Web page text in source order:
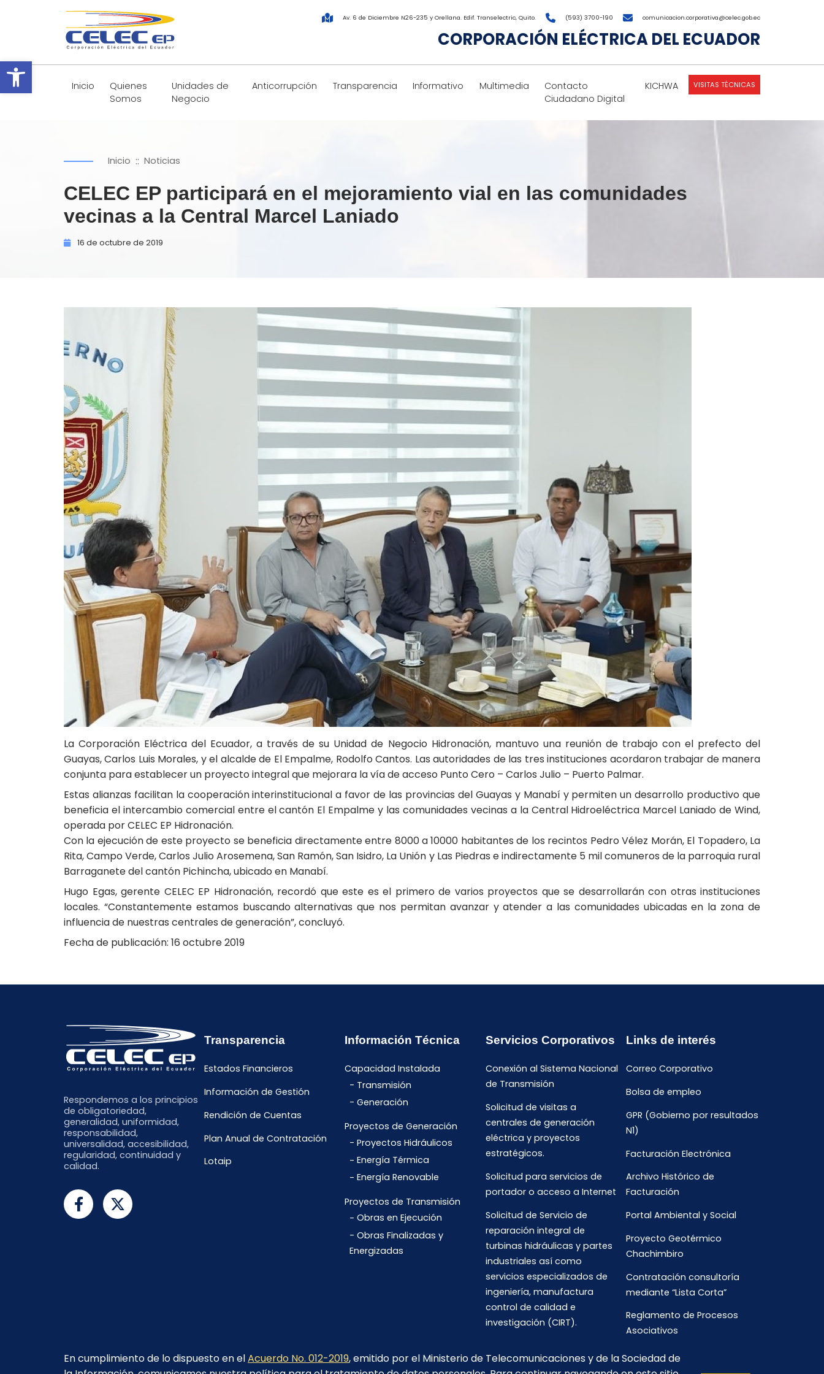
Abrir barra de herramientas
Av. 6 de Diciembre N26-235 y Orellana. Edif. Transelectric, Quito. (593) 3700-190 comunicacion.corporativa@celec.gob.ec
CORPORACIÓN ELÉCTRICA DEL ECUADOR
Inicio
Quienes
Somos
Unidades de
Negocio
Anticorrupción Transparencia Informativo Multimedia
Contacto
Ciudadano Digital
KICHWA VISITAS TÉCNICAS
Inicio :: Noticias
CELEC EP participará en el mejoramiento vial en las comunidades
vecinas a la Central Marcel Laniado
16 de octubre de 2019
La Corporación Eléctrica del Ecuador, a través de su Unidad de Negocio Hidronación, mantuvo una reunión de trabajo con el prefecto del
Guayas, Carlos Luis Morales, y el alcalde de El Empalme, Rodolfo Cantos. Las autoridades de las tres instituciones acordaron trabajar de manera
conjunta para establecer un proyecto integral que mejorara la vía de acceso Punto Cero – Carlos Julio – Puerto Palmar.
Estas alianzas facilitan la cooperación interinstitucional a favor de las provincias del Guayas y Manabí y permiten un desarrollo productivo que
beneficia el intercambio comercial entre el cantón El Empalme y las comunidades vecinas a la Central Hidroeléctrica Marcel Laniado de Wind,
operada por CELEC EP Hidronación.
Con la ejecución de este proyecto se beneficia directamente entre 8000 a 10000 habitantes de los recintos Pedro Vélez Morán, El Topadero, La
Rita, Campo Verde, Carlos Julio Arosemena, San Ramón, San Isidro, La Unión y Las Piedras e indirectamente 5 mil comuneros de la parroquia rural
Barraganete del cantón Pichincha, ubicado en Manabí.
Hugo Egas, gerente CELEC EP Hidronación, recordó que este es el primero de varios proyectos que se desarrollarán con otras instituciones
locales. “Constantemente estamos buscando alternativas que nos permitan avanzar y atender a las comunidades ubicadas en la zona de
influencia de nuestras centrales de generación”, concluyó.
Fecha de publicación: 16 octubre 2019
Respondemos a los principios
de obligatoriedad,
generalidad, uniformidad,
responsabilidad,
universalidad, accesibilidad,
regularidad, continuidad y
calidad.
Transparencia
Estados Financieros
Información de Gestión
Rendición de Cuentas
Plan Anual de Contratación
Lotaip
Información Técnica
Capacidad Instalada
Transmisión
Generación
Proyectos de Generación
Proyectos Hidráulicos
Energía Térmica
Energía Renovable
Proyectos de Transmisión
Obras en Ejecución
Obras Finalizadas y
Energizadas
Servicios Corporativos
Conexión al Sistema Nacional
de Transmisión
Solicitud de visitas a
centrales de generación
eléctrica y proyectos
estratégicos.
Solicitud para servicios de
portador o acceso a Internet
Solicitud de Servicio de
reparación integral de
turbinas hidráulicas y partes
industriales así como
servicios especializados de
ingeniería, manufactura
control de calidad e
investigación (CIRT).
Links de interés
Correo Corporativo
Bolsa de empleo
GPR (Gobierno por resultados
N1)
Facturación Electrónica
Archivo Histórico de
Facturación
Portal Ambiental y Social
Proyecto Geotérmico
Chachimbiro
Contratación consultoría
mediante “Lista Corta”
Reglamento de Procesos
Asociativos
En cumplimiento de lo dispuesto en elAcuerdo No. 012-2019, emitido por el Ministerio de Telecomunicaciones y de la Sociedad de